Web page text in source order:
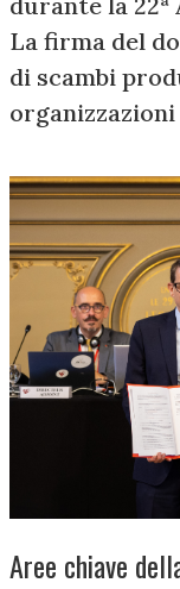
La firma del
di scambi
Aree chiave